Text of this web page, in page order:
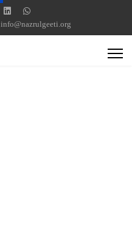
info@nazrulgeeti.org